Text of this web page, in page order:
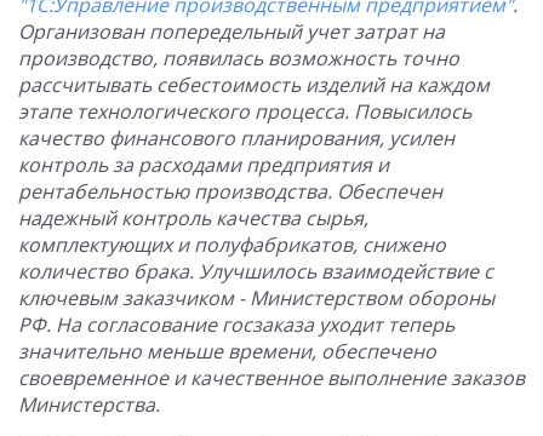
Организован попередельный учет затрат на
производство, появилась возможность точно
рассчитывать себестоимость изделий на каждом
этапе технологического процесса. Повысилось
качество финансового планирования, усилен
контроль за расходами предприятия и
рентабельностью производства. Обеспечен
надежный контроль качества сырья,
комплектующих и полуфабрикатов, снижено
количество брака. Улучшилось взаимодействие с
ключевым заказчиком - Министерством обороны
РФ. На согласование госзаказа уходит теперь
значительно меньше времени, обеспечено
своевременное и качественное выполнение заказов
Министерства.